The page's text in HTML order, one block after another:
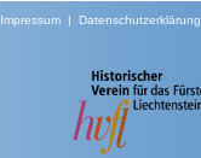
Impressum| Datenschutzerklärung